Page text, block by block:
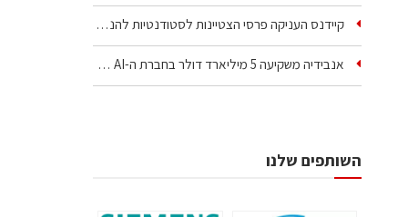
קיידנס העניקה פרסי הצטיינות לסטודנטיות להנדסת חשמל ופיזיקה
אנבידיה משקיעה 5 מיליארד דולר בחברת ה-AI של איליה סוצקבר
השותפים שלנו